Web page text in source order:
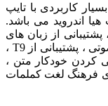
کاربردی با تایپ
اندروید می باشد.
پشتیبانی از زبان های
مختلف ، پشتیبانی از تغییر پوسته ، ورودی صوتی ، پشتیبانی از T9 ،
کردن خودکار متن ،
فرهنگ لغت کملمات